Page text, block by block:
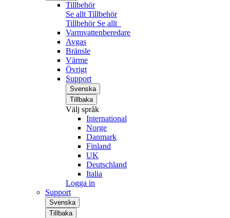
Tillbehör
Se allt Tillbehör
Tillbehör Se allt
Varmvattenberedare
Avgas
Bränsle
Värme
Övrigt
Support
Svenska
Tillbaka
Välj språk
International
Norge
Danmark
Finland
UK
Deutschland
Italia
Logga in
Support
Svenska
Tillbaka